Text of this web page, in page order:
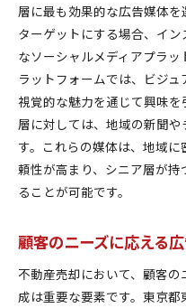
層に最も効果的な広告媒体
ターゲットにする場合、イ
なソーシャルメディアプラ
ラットフォームでは、ビジュ
視覚的な魅力を通じて興味
層に対しては、地域の新聞
す。これらの媒体は、地域
頼性が高まり、シニア層が
ることが可能です。
顧客のニーズに応える
不動産売却において、顧客
成は重要な要素です。東京